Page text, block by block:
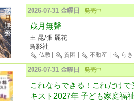
2026-07-31 金曜日 発売中
歳月無聲
王 昆/張 麗花
鳥影社
仏教 貧困 不動産 ら
2026-07-31 金曜日 発売中
これならできる！これだけ
キスト2027年 子ども家庭福